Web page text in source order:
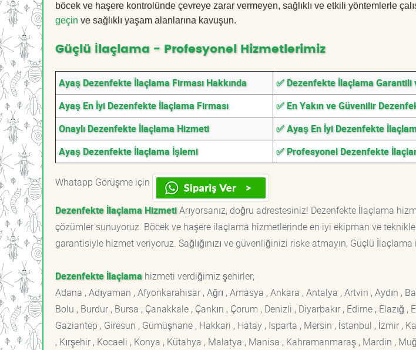
böcek ve haşere kontrolünde çevreye zarar vermeyen, sağlıklı ve etkili yöntemlerle
geçin ve sağlıklı yaşam alanlarına kavuşun.
Güçlü İlaçlama - Profesyonel Hizmetlerimiz
Ayaş Dezenfekte İlaçlama Firması Hakkında
✅ Dezenfekte İlaçlama Garantili
Ayaş En İyi Dezenfekte İlaçlama Firması
✅ En Yakın ve Güvenilir
Onaylı Dezenfekte İlaçlama Hizmeti
✅ Ayaş En İyi Dezenfekte
Ayaş Dezenfekte İlaçlama İşlemi
✅ Profesyonel Dezenfekte
Whatapp Görüşme için
Dezenfekte İlaçlama HizmetiArıyorsanız, doğru adrestesiniz! Dezenfekte İlaçlama
çözümler sunuyoruz. Böcek ve haşere ilaçlama hizmetlerinde en iyi ekipman ve
garantisiyle hizmet veriyoruz. Sağlığınızı ve güvenliğinizi riske atmayın, Güçlü İlaçlama
Dezenfekte İlaçlama hizmeti verdiğimiz şehirler;
Adana , Adıyaman , Afyonkarahisar , Ağrı , Amasya , Ankara , Antalya , Artvin , Aydın ,
Bolu , Burdur , Bursa , Çanakkale , Çankırı , Çorum , Denizli , Diyarbakır , Edirne , Elazığ
Gaziantep , Giresun , Gümüşhane , Hakkari , Hatay , Isparta , Mersin , İstanbul , İzmir ,
, Kırşehir , Kocaeli , Konya , Kütahya , Malatya , Manisa , Kahramanmaraş , Mardin ,